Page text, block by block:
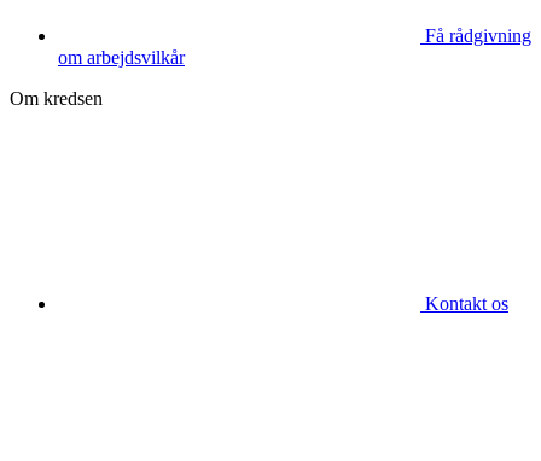
Få rådgivning
om arbejdsvilkår
Om kredsen
Kontakt os